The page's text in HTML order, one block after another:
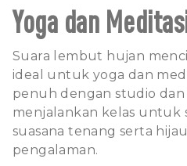
Yoga dan
Suara lembut hujan
ideal untuk yoga dan
penuh dengan studio
menjalankan kelas untuk
suasana tenang serta
pengalaman.